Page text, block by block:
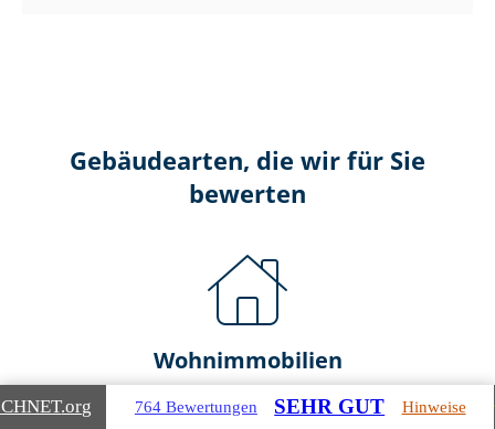
Gebäudearten, die wir für Sie
bewerten
Wohnimmobilien
Ein- und Zwei­fa­mi­li­en­häu­ser
.org 764 Bewertungen SEHR GUT Hinweise